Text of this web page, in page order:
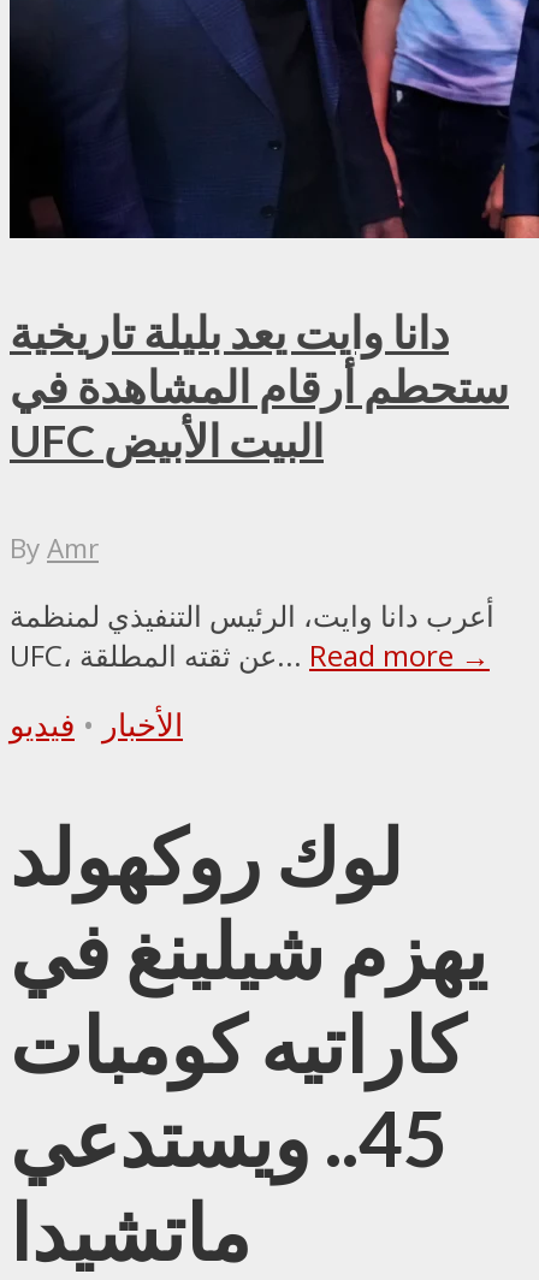
دانا وايت يعد بليلة تاريخية
ستحطم أرقام المشاهدة في
UFC البيت الأبيض
ByAmr
أعرب دانا وايت، الرئيس التنفيذي لمنظمة
UFC، عن ثقته المطلقة... Read more →
الأخبار • فيديو
لوك روكهولد
يهزم شيلينغ في
كاراتيه كومبات
45.. ويستدعي
ماتشيدا